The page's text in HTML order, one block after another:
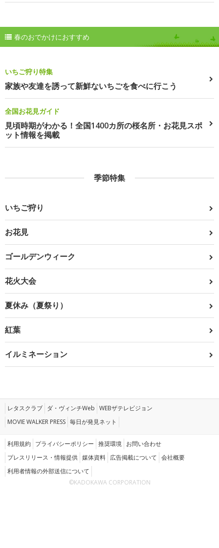
春のおでかけにおすすめ
いちご狩り特集
家族や友達を誘って新鮮ないちごを食べに行こう
全国お花見ガイド
見頃時期がわかる！全国1400カ所の桜名所・お花見スポ
ット情報を掲載
季節特集
いちご狩り
お花見
ゴールデンウィーク
花火大会
夏休み（夏祭り）
紅葉
イルミネーション
レタスクラブ ダ・ヴィンチWeb WEBザテレビジョン
MOVIE WALKER PRESS 毎日が発見ネット
利用規約 プライバシーポリシー 推奨環境 お問い合わせ
プレスリリース・情報提供 媒体資料 広告掲載について 会社概要
利用者情報の外部送信について
©KADOKAWA CORPORATION